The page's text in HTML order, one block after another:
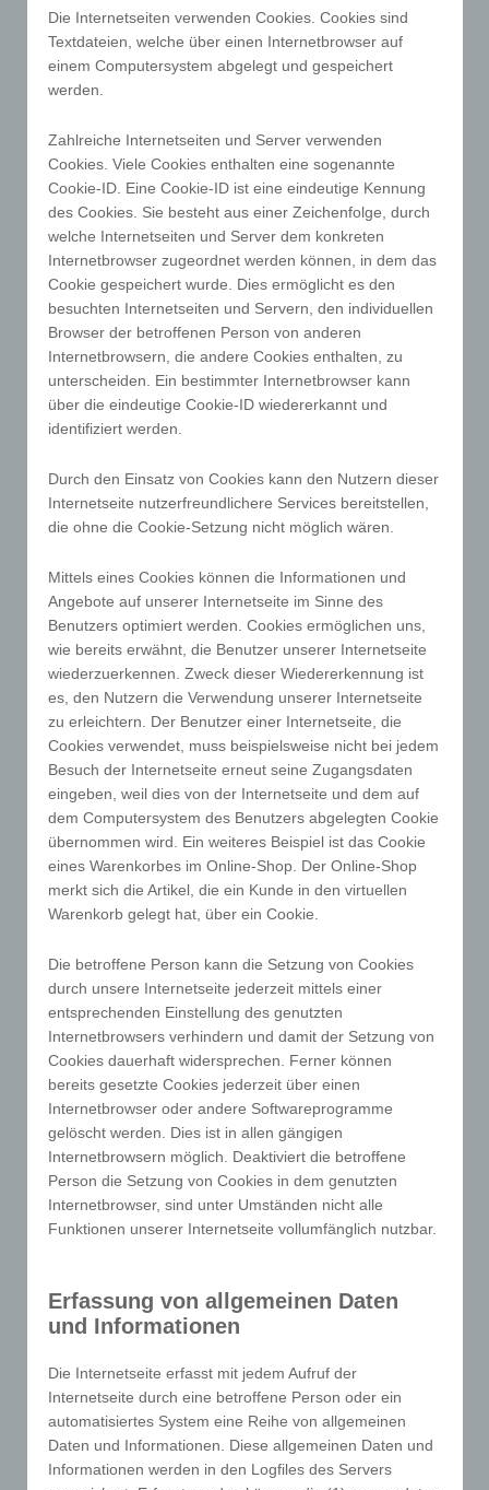
personenbezogenen Daten dabei an den für die
Verarbeitung Verantwortlichen übermittelt werden,
ergibt sich aus der jeweiligen Eingabemaske, die für
betroffenen Person eingegebenen
personenbezogenen Daten werden ausschließlich
für die interne Verwendung bei dem für die
Verarbeitung Verantwortlichen und für eigene
Zwecke erhoben und gespeichert. Der für die
Verarbeitung Verantwortliche kann die Weitergabe
an einen oder mehrere Auftragsverarbeiter,
beispielsweise einen Paketdienstleister, veranlassen,
der die personenbezogenen Daten ebenfalls
ausschließlich für eine interne Verwendung, die dem
für die Verarbeitung Verantwortlichen zuzurechnen
ist, nutzt.
für die Verarbeitung Verantwortlichen wird ferner
die vom Internet-Service-Provider (ISP) der
betroffenen Person vergebene IP-Adresse, das
gespeichert. Die Speicherung dieser Daten erfolgt
vor dem Hintergrund, dass nur so der Missbrauch
unserer Dienste verhindert werden kann, und diese
Daten im Bedarfsfall ermöglichen, begangene
Straftaten aufzuklären. Insofern ist die Speicherung
dieser Daten zur Absicherung des für die
Verarbeitung Verantwortlichen erforderlich. Eine
Weitergabe dieser Daten an Dritte erfolgt
grundsätzlich nicht, sofern keine gesetzliche Pflicht
zur Weitergabe besteht oder die Weitergabe der
Strafverfolgung dient.
Die Registrierung der betroffenen Person unter
freiwilliger Angabe personenbezogener Daten dient
dem für die Verarbeitung Verantwortlichen dazu, der
anzubieten, die aufgrund der Natur der Sache nur
registrierten Benutzern angeboten werden können.
Registrierten Personen steht die Möglichkeit frei, die
bei der Registrierung angegebenen
personenbezogenen Daten jederzeit abzuändern
oder vollständig aus dem Datenbestand des für die
Verarbeitung Verantwortlichen löschen zu lassen.
Der für die Verarbeitung Verantwortliche erteilt jeder
betroffenen Person jederzeit auf Anfrage Auskunft
darüber, welche personenbezogenen Daten über die
betroffene Person gespeichert sind. Ferner berichtigt
der betroffenen Person, soweit dem keine
gesetzlichen Aufbewahrungspflichten
für die Verarbeitung Verantwortlichen stehen der
betroffenen Person in diesem Zusammenhang als
Ansprechpartner zur Verfügung.
Die Internetseiten verwenden Cookies. Cookies sind
Textdateien, welche über einen Internetbrowser auf
einem Computersystem abgelegt und gespeichert
werden.
Zahlreiche Internetseiten und Server verwenden
Cookies. Viele Cookies enthalten eine sogenannte
Cookie-ID. Eine Cookie-ID ist eine eindeutige Kennung
des Cookies. Sie besteht aus einer Zeichenfolge, durch
welche Internetseiten und Server dem konkreten
Internetbrowser zugeordnet werden können, in dem das
Cookie gespeichert wurde. Dies ermöglicht es den
besuchten Internetseiten und Servern, den individuellen
Browser der betroffenen Person von anderen
Internetbrowsern, die andere Cookies enthalten, zu
unterscheiden. Ein bestimmter Internetbrowser kann
über die eindeutige Cookie-ID wiedererkannt und
identifiziert werden.
Durch den Einsatz von Cookies kann den Nutzern dieser
Internetseite nutzerfreundlichere Services bereitstellen,
die ohne die Cookie-Setzung nicht möglich wären.
Mittels eines Cookies können die Informationen und
Angebote auf unserer Internetseite im Sinne des
Benutzers optimiert werden. Cookies ermöglichen uns,
wie bereits erwähnt, die Benutzer unserer Internetseite
wiederzuerkennen. Zweck dieser Wiedererkennung ist
es, den Nutzern die Verwendung unserer Internetseite
zu erleichtern. Der Benutzer einer Internetseite, die
Cookies verwendet, muss beispielsweise nicht bei jedem
Besuch der Internetseite erneut seine Zugangsdaten
eingeben, weil dies von der Internetseite und dem auf
dem Computersystem des Benutzers abgelegten Cookie
übernommen wird. Ein weiteres Beispiel ist das Cookie
eines Warenkorbes im Online-Shop. Der Online-Shop
merkt sich die Artikel, die ein Kunde in den virtuellen
Warenkorb gelegt hat, über ein Cookie.
Die betroffene Person kann die Setzung von Cookies
durch unsere Internetseite jederzeit mittels einer
entsprechenden Einstellung des genutzten
Internetbrowsers verhindern und damit der Setzung von
Cookies dauerhaft widersprechen. Ferner können
bereits gesetzte Cookies jederzeit über einen
Internetbrowser oder andere Softwareprogramme
gelöscht werden. Dies ist in allen gängigen
Internetbrowsern möglich. Deaktiviert die betroffene
Person die Setzung von Cookies in dem genutzten
Internetbrowser, sind unter Umständen nicht alle
Funktionen unserer Internetseite vollumfänglich nutzbar.
Erfassung von allgemeinen Daten
und Informationen
Die Internetseite erfasst mit jedem Aufruf der
Internetseite durch eine betroffene Person oder ein
automatisiertes System eine Reihe von allgemeinen
Daten und Informationen. Diese allgemeinen Daten und
Informationen werden in den Logfiles des Servers